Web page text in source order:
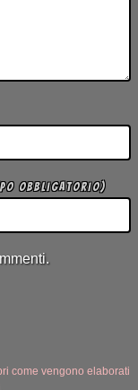
obbligatorio)
come vengono elaborati